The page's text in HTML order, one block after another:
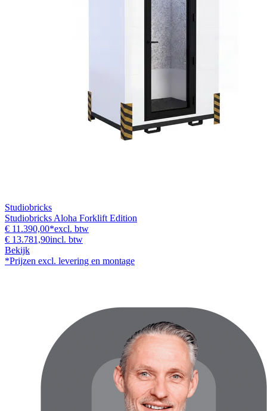
Studiobricks
Studiobricks Aloha Forklift Edition
€ 11.390,00*excl. btw
€ 13.781,90incl. btw
Bekijk
*Prijzen excl. levering en montage